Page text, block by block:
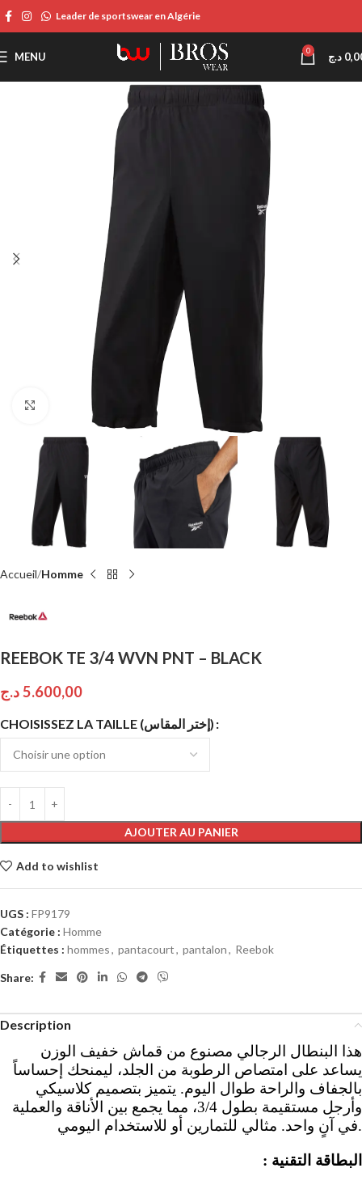
Leader de sportswear en Algérie
MENU 0 د.ج
Click to enlarge
Accueil Homme
REEBOK TE 3/4 WVN PNT – BLACK
5.600,00د.ج
CHOISISSEZ LA TAILLE (إختر المقاس)
AJOUTER AU PANIER
Add to wishlist
UGS : FP9179
Catégorie : Homme
Étiquettes : hommes, pantacourt, pantalon, Reebok
Share:
Description
هذا البنطال الرجالي مصنوع من قماش خفيف الوزن
يساعد على امتصاص الرطوبة من الجلد، ليمنحك إحساساً
بالجفاف والراحة طوال اليوم. يتميز بتصميم كلاسيكي
وأرجل مستقيمة بطول 3/4، مما يجمع بين الأناقة والعملية
في آنٍ واحد. مثالي للتمارين أو للاستخدام اليومي.
البطاقة التقنية :